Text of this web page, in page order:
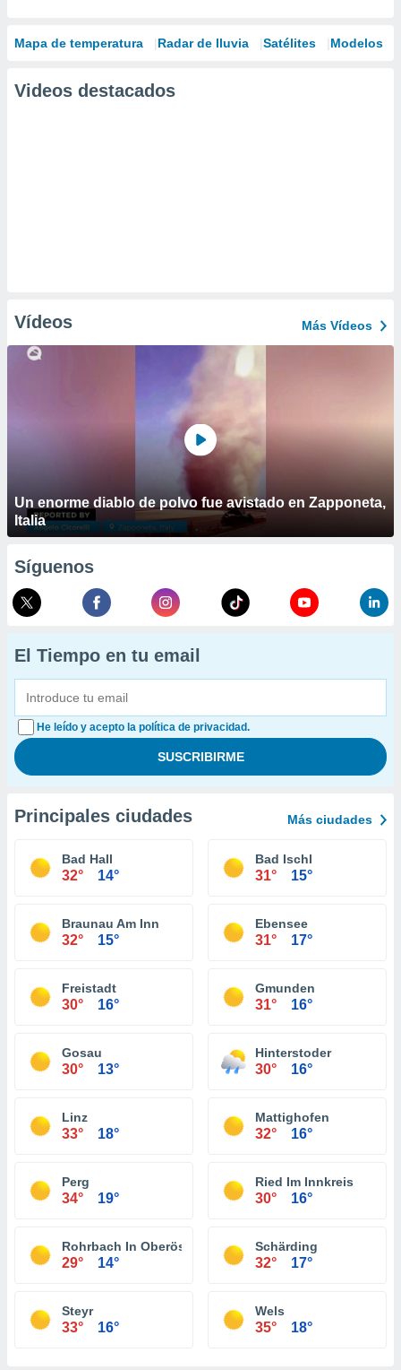
Mapa de temperatura Radar de lluvia Satélites Modelos
Videos destacados
Vídeos Más Vídeos
Un enorme diablo de polvo fue avistado en Zapponeta,
Italia
Síguenos
El Tiempo en tu email
He leído y acepto la política de privacidad.
Principales ciudades Más ciudades
Bad Hall
32° 14°
Bad Ischl
31° 15°
Braunau Am Inn
32° 15°
Ebensee
31° 17°
Freistadt
30° 16°
Gmunden
31° 16°
Gosau
30° 13°
Hinterstoder
30° 16°
Linz
33° 18°
Mattighofen
32° 16°
Perg
34° 19°
Ried Im Innkreis
30° 16°
Rohrbach In Oberösterreich
29° 14°
Schärding
32° 17°
Steyr
33° 16°
Wels
35° 18°